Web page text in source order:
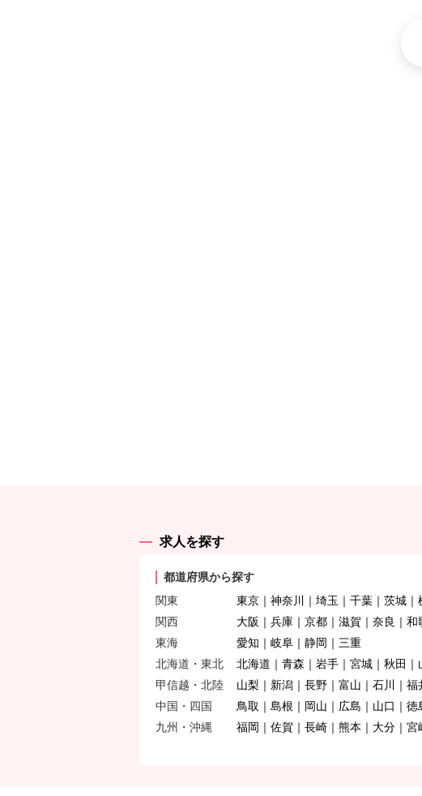
求人を探す
都道府県から探す
関東
東京 神奈川 埼玉 千葉 茨城
関西
大阪 兵庫 京都 滋賀 奈良
和
東海
愛知 岐阜 静岡
三重
北海道・東北
北海道 青森 岩手 宮城 秋田
甲信越・北陸
山梨 新潟 長野 富山 石川
福
中国・四国
鳥取 島根 岡山 広島 山口 徳
九州・沖縄
福岡 佐賀 長崎 熊本 大分 宮